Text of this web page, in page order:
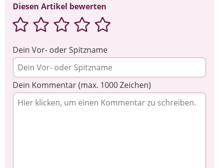
Diesen Artikel bewerten
Dein Vor- oder Spitzname
Dein Kommentar (max. 1000 Zeichen)